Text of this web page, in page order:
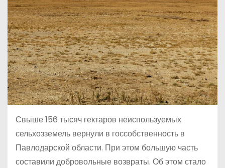
Свыше 156 тысяч гектаров неиспользуемых
сельхозземель вернули в госсобственность в
Павлодарской области. При этом большую часть
составили добровольные возвраты. Об этом стало